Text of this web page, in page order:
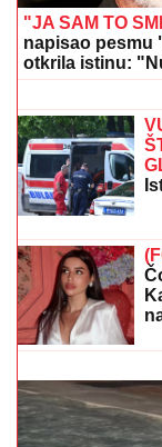
"JA SAM TO
napisao pesmu
otkrila istinu:
i